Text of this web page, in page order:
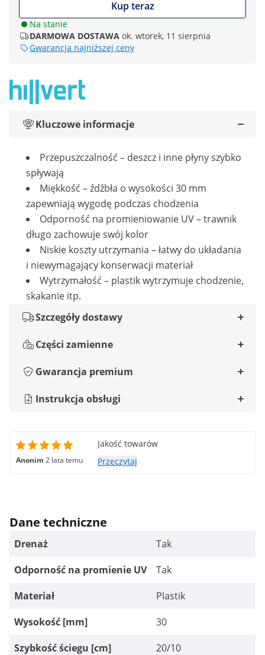
Kup teraz
Na stanie
DARMOWA DOSTAWA ok. wtorek, 11 sierpnia
Gwarancja najniższej ceny
Kluczowe informacje
Przepuszczalność – deszcz i inne płyny szybko
spływają
Miękkość – źdźbła o wysokości 30 mm
zapewniają wygodę podczas chodzenia
Odporność na promieniowanie UV – trawnik
długo zachowuje swój kolor
Niskie koszty utrzymania – łatwy do układania
i niewymagający konserwacji materiał
Wytrzymałość – plastik wytrzymuje chodzenie,
skakanie itp.
Szczegóły dostawy
Części zamienne
Gwarancja premium
Instrukcja obsługi
Anonim 2 lata temu
Jakość towarów
Przeczytaj
Dane techniczne
Drenaż
Tak
Odporność na promienie UV
Tak
Materiał
Plastik
Wysokość [mm]
30
Szybkość ściegu [cm]
20/10